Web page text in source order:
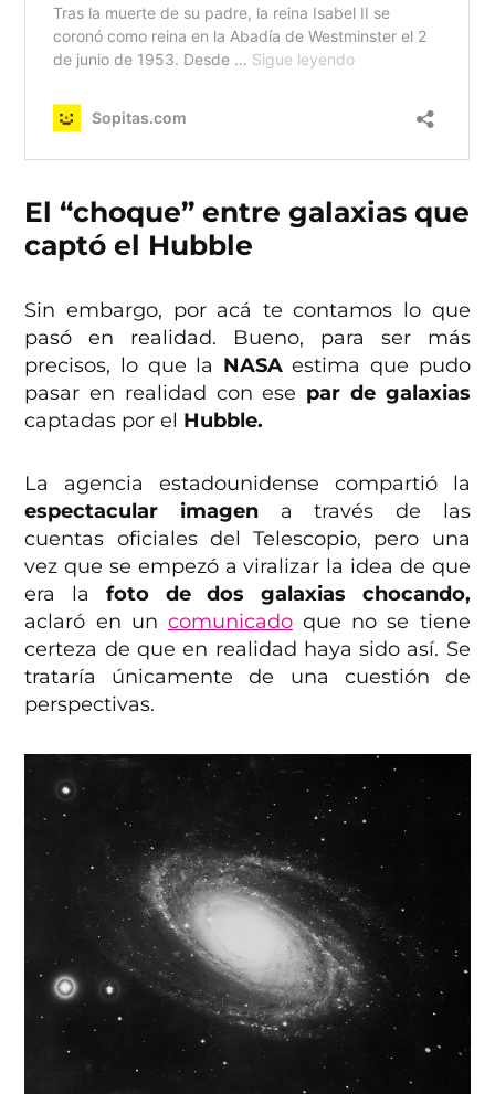
El “choque” entre galaxias que
captó el Hubble
Sin embargo, por acá te contamos lo que
pasó en realidad. Bueno, para ser más
precisos, lo que la NASAestima que pudo
pasar en realidad con ese par de galaxias
captadas por el Hubble.
La agencia estadounidense compartió la
espectacular imagen a través de las
cuentas oficiales del Telescopio, pero una
vez que se empezó a viralizar la idea de que
era la foto de dos galaxias chocando,
aclaró en un comunicadoque no se tiene
certeza de que en realidad haya sido así. Se
trataría únicamente de una cuestión de
perspectivas.